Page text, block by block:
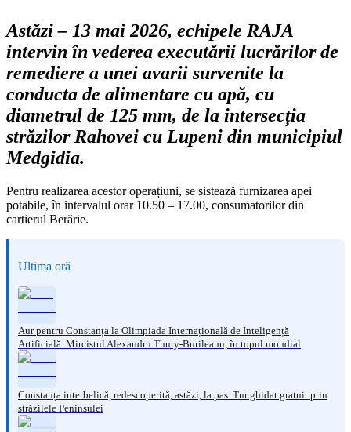
Astăzi – 13 mai 2026, echipele RAJA
intervin în vederea executării lucrărilor de
remediere a unei avarii survenite la
conducta de alimentare cu apă, cu
diametrul de 125 mm, de la intersecția
străzilor Rahovei cu Lupeni din municipiul
Medgidia.
Pentru realizarea acestor operațiuni, se sistează furnizarea apei
potabile, în intervalul orar 10.50 – 17.00, consumatorilor din
cartierul Berărie.
Ultima oră
Aur pentru Constanța la Olimpiada Internațională de Inteligență
Artificială. Mircistul Alexandru Thury-Burileanu, în topul mondial
Constanța interbelică, redescoperită, astăzi, la pas. Tur ghidat gratuit prin
străzilele Peninsulei